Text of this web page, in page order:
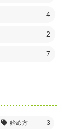
4
2
7
始め方 3